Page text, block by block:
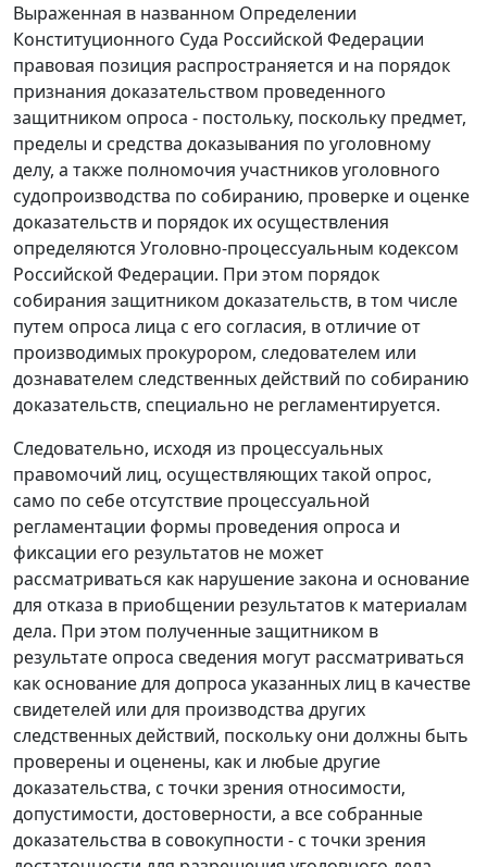
Выраженная в названном Определении
Конституционного Суда Российской Федерации
правовая позиция распространяется и на порядок
признания доказательством проведенного
защитником опроса - постольку, поскольку предмет,
пределы и средства доказывания по уголовному
делу, а также полномочия участников уголовного
судопроизводства по собиранию, проверке и оценке
доказательств и порядок их осуществления
определяются Уголовно-процессуальным кодексом
Российской Федерации. При этом порядок
собирания защитником доказательств, в том числе
путем опроса лица с его согласия, в отличие от
производимых прокурором, следователем или
дознавателем следственных действий по собиранию
доказательств, специально не регламентируется.
Следовательно, исходя из процессуальных
правомочий лиц, осуществляющих такой опрос,
само по себе отсутствие процессуальной
регламентации формы проведения опроса и
фиксации его результатов не может
рассматриваться как нарушение закона и основание
для отказа в приобщении результатов к материалам
дела. При этом полученные защитником в
результате опроса сведения могут рассматриваться
как основание для допроса указанных лиц в качестве
свидетелей или для производства других
следственных действий, поскольку они должны быть
проверены и оценены, как и любые другие
доказательства, с точки зрения относимости,
допустимости, достоверности, а все собранные
доказательства в совокупности - с точки зрения